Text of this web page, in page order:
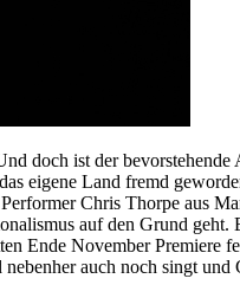
doch ist der
eigene Land fremd
Chris Thorpe aus
auf den Grund
Ende November
auch noch singt